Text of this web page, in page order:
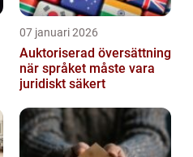
07 januari 2026
Auktoriserad översättning
när språket måste vara
juridiskt säkert